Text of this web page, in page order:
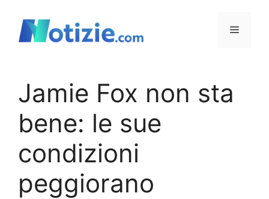
contenuto
Menu
Jamie Fox non sta
bene: le sue
condizioni
peggiorano